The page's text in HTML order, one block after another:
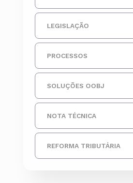
LEGISLAÇÃO
PROCESSOS
SOLUÇÕES OOBJ
NOTA TÉCNICA
REFORMA TRIBUTÁRIA